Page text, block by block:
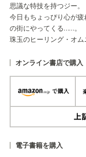
思議な特技を持つジー。
今日もちょっぴり心が
の街にやってくる……。
珠玉のヒーリング・オ
オンライン書店で購入
電子書籍を購入